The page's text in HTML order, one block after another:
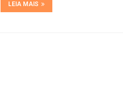
LEIA MAIS